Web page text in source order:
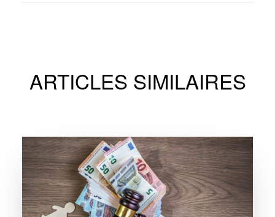
ARTICLES SIMILAIRES